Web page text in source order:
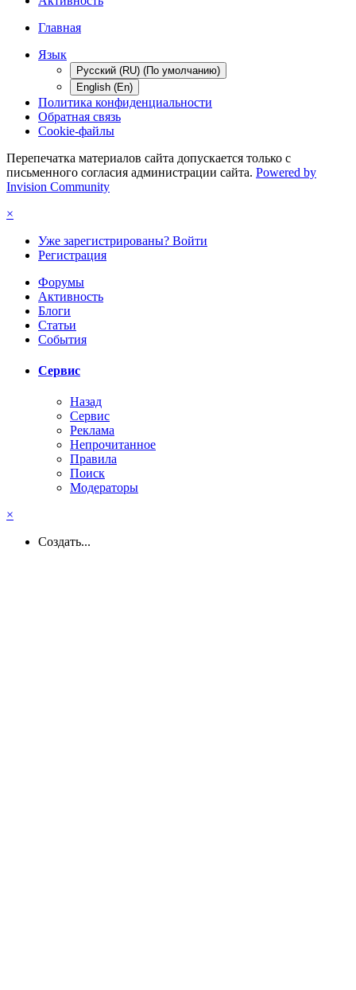
Главная
Язык
Русский (RU) (По умолчанию)
English (En)
Политика конфиденциальности
Обратная связь
Cookie-файлы
Перепечатка материалов сайта допускается только с
письменного согласия администрации сайта. Powered by
Invision Community
×
Уже зарегистрированы? Войти
Регистрация
Форумы
Активность
Блоги
Статьи
События
Сервис
Назад
Сервис
Реклама
Непрочитанное
Правила
Поиск
Модераторы
×
Создать...